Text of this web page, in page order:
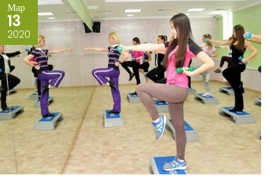
Мар
13
2020